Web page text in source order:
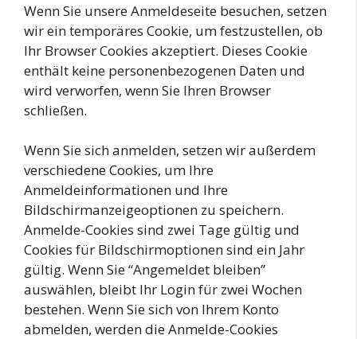
Wenn Sie unsere Anmeldeseite besuchen, setzen
wir ein temporäres Cookie, um festzustellen, ob
Ihr Browser Cookies akzeptiert. Dieses Cookie
enthält keine personenbezogenen Daten und
wird verworfen, wenn Sie Ihren Browser
schließen.
Wenn Sie sich anmelden, setzen wir außerdem
verschiedene Cookies, um Ihre
Anmeldeinformationen und Ihre
Bildschirmanzeigeoptionen zu speichern.
Anmelde-Cookies sind zwei Tage gültig und
Cookies für Bildschirmoptionen sind ein Jahr
gültig. Wenn Sie “Angemeldet bleiben”
auswählen, bleibt Ihr Login für zwei Wochen
bestehen. Wenn Sie sich von Ihrem Konto
abmelden, werden die Anmelde-Cookies